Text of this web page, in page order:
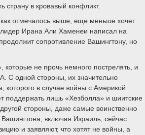
страну в кровавый конфликт.
как отмечалось выше, еще меньше хочет
Ирана Али Хаменеи написал на
сопротивление Вашингтону, но
которые не прочь немного пострелять, и
С одной стороны, их значительно
которого в случае войны с Америкой
поддержать лишь «Хезболла» и шиитские
стороны, даже самые воинственно
включая Израиль, сейчас
и заявляют, что хотят не войны, а